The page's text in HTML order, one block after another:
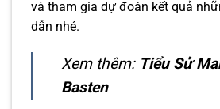
và tham gia dự đoán kết quả
dẫn nhé.
Xem thêm: Tiểu Sử
Basten